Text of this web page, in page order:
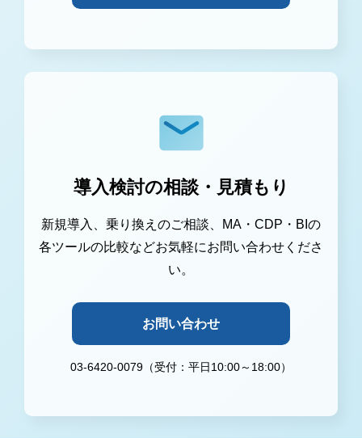
導入検討の相談・見積もり
新規導入、乗り換えのご相談、MA・CDP・BIの
各ツールの比較などお気軽にお問い合わせくださ
い。
お問い合わせ
03-6420-0079（受付：平日10:00～18:00）